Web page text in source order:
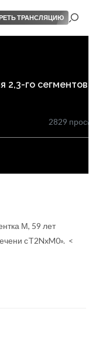
ТРАНСЛЯЦИЮ
2,3-го сегментов
2829
М, 59 лет
сT2NxM0». <